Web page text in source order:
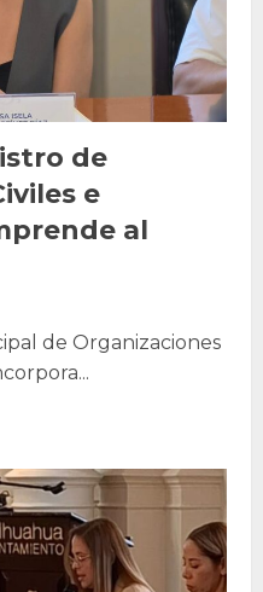
de
e
al
de Organizaciones